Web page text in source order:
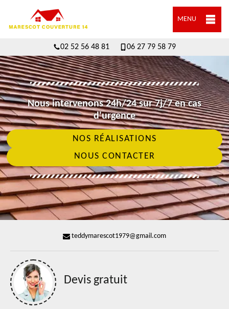
MENU
02 52 56 48 81 06 27 79 58 79
Nous intervenons 24h/24 sur 7j/7 en cas
d'urgence
NOS RÉALISATIONS
NOUS CONTACTER
teddymarescot1979@gmail.com
Devis gratuit